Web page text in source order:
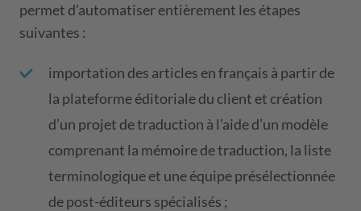
permet d’automatiser entièrement les étapes
suivantes :
importation des articles en français à partir de
la plateforme éditoriale du client et création
d’un projet de traduction à l’aide d’un modèle
comprenant la mémoire de traduction, la liste
terminologique et une équipe présélectionnée
de post-éditeurs spécialisés ;